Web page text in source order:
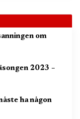
om
2023 –
ha någon